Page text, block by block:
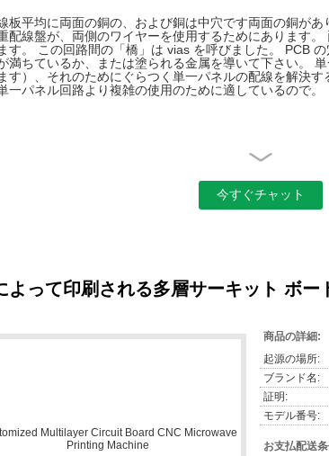
板平均に両面の銅の、および銅は中穴です両面の銅があ
配線盤が、両側のワイヤーを使用するためにあります
す。 この回路間の「橋」は vias を呼びました。 PCB
満ちているか、または塗られる金属を導いて下さい。
す）、それのためにぐらつく単一パネルの配線を解決
一パネル回路より複雑の使用のために適しているので。
ボードと比較される: 労働集約的な配線ショート ライン
レイアウトの部品
アウトの調節
トワーク密度の分析
旅程
よって印刷される多層サーキット ボー
商品の詳細:
起源の場所:
ブランド名:
証明:
モデル番号:
お支払配送